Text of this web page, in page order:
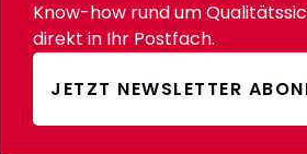
Know-how rund um
direkt in Ihr Postfach.
JETZT NEWSLETTER